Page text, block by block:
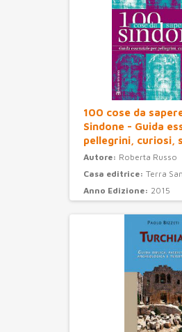
100 cose da
Sindone - Guida
pellegrini, curiosi,
Autore: Roberta Russo
Casa editrice: Terra
Anno Edizione: 2015